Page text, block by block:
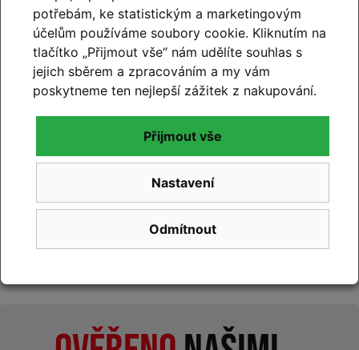
Lehké dětské kolo
CUBE NUMOVE 240
Disc lavagrey´n
´coolgreen 2026
potřebám, ke statistickým a marketingovým
účelům používáme soubory cookie. Kliknutím na
tlačítko „Přijmout vše“ nám udělíte souhlas s
jejich sběrem a zpracováním a my vám
poskytneme ten nejlepší zážitek z nakupování.
Odmítnout
Nastavení
Přijmout vše